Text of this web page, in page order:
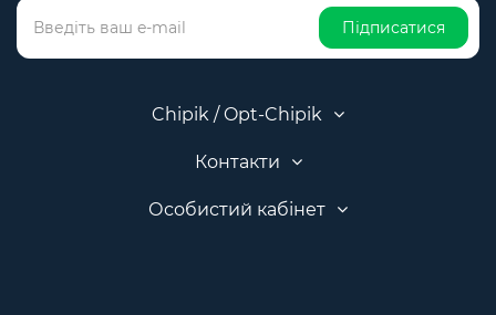
Підписатися
Chipik / Opt-Chipik
Контакти
Особистий кабінет